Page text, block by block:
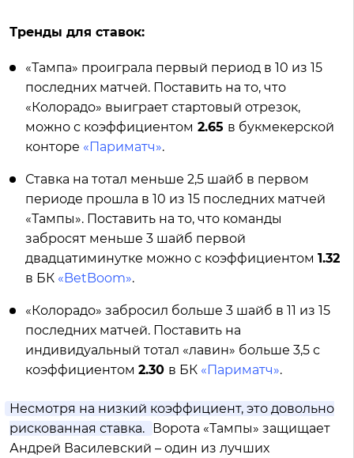
Тренды для ставок:
«Тампа» проиграла первый период в 10 из 15
последних матчей. Поставить на то, что
«Колорадо» выиграет стартовый отрезок,
можно с коэффициентом 2.65 в букмекерской
конторе «Париматч».
Ставка на тотал меньше 2,5 шайб в первом
периоде прошла в 10 из 15 последних матчей
«Тампы». Поставить на то, что команды
забросят меньше 3 шайб первой
двадцатиминутке можно с коэффициентом 1.32
в БК «BetBoom».
«Колорадо» забросил больше 3 шайб в 11 из 15
последних матчей. Поставить на
индивидуальный тотал «лавин» больше 3,5 с
коэффициентом 2.30 в БК «Париматч».
Несмотря на низкий коэффициент, это довольно
рискованная ставка.
Ворота «Тампы» защищает
Андрей Василевский – один из лучших